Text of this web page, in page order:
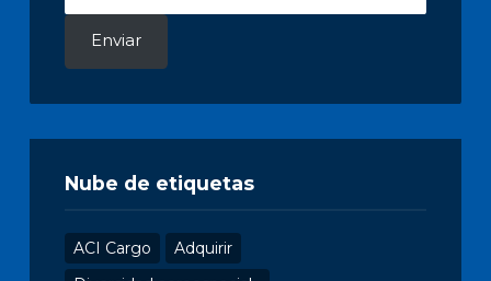
Enviar
Nube de etiquetas
ACI Cargo
Adquirir